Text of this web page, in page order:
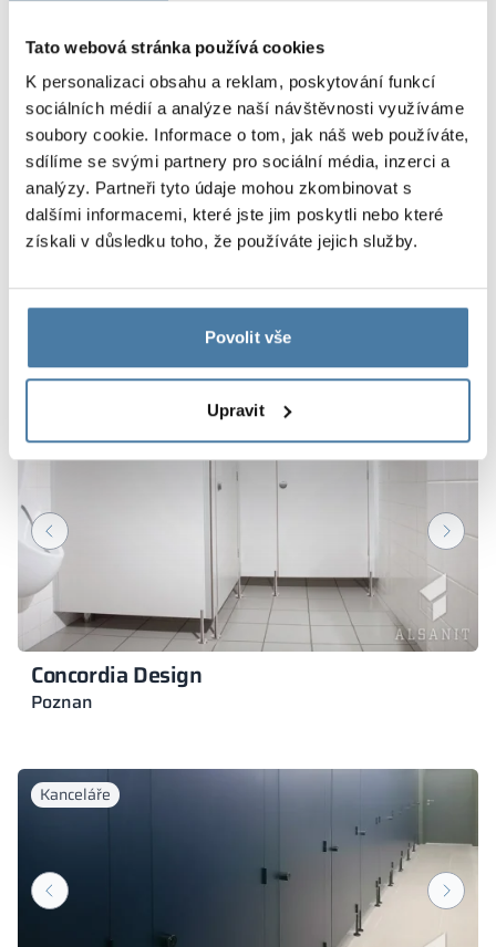
Tato webová stránka používá cookies
K personalizaci obsahu a reklam, poskytování funkcí
sociálních médií a analýze naší návštěvnosti využíváme
soubory cookie. Informace o tom, jak náš web používáte,
sdílíme se svými partnery pro sociální média, inzerci a
analýzy. Partneři tyto údaje mohou zkombinovat s
dalšími informacemi, které jste jim poskytli nebo které
získali v důsledku toho, že používáte jejich služby.
Povolit vše
Upravit
Zvětšit
HPL jsou voděodolné a extrémně odolné, což znamená,
že nacházejí stále větší uplatnění ve stavebnictví a
nábytkářském průmyslu. Pracujeme s nimi již více než
20 let.
Zobrazit produkty
Příkladné realizace
Kanceláře
Concordia Design
Poznan
Kanceláře